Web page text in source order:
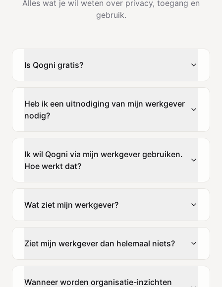
Alles wat je wil weten over privacy, toegang en
gebruik.
Is Qogni gratis?
Heb ik een uitnodiging van mijn werkgever
nodig?
Ik wil Qogni via mijn werkgever gebruiken.
Hoe werkt dat?
Wat ziet mijn werkgever?
Ziet mijn werkgever dan helemaal niets?
Wanneer worden organisatie-inzichten